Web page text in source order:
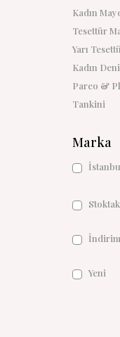
Kadın
Tesettür
Yarı
Kadın
Pareo &
Tankini
Marka
Yeni